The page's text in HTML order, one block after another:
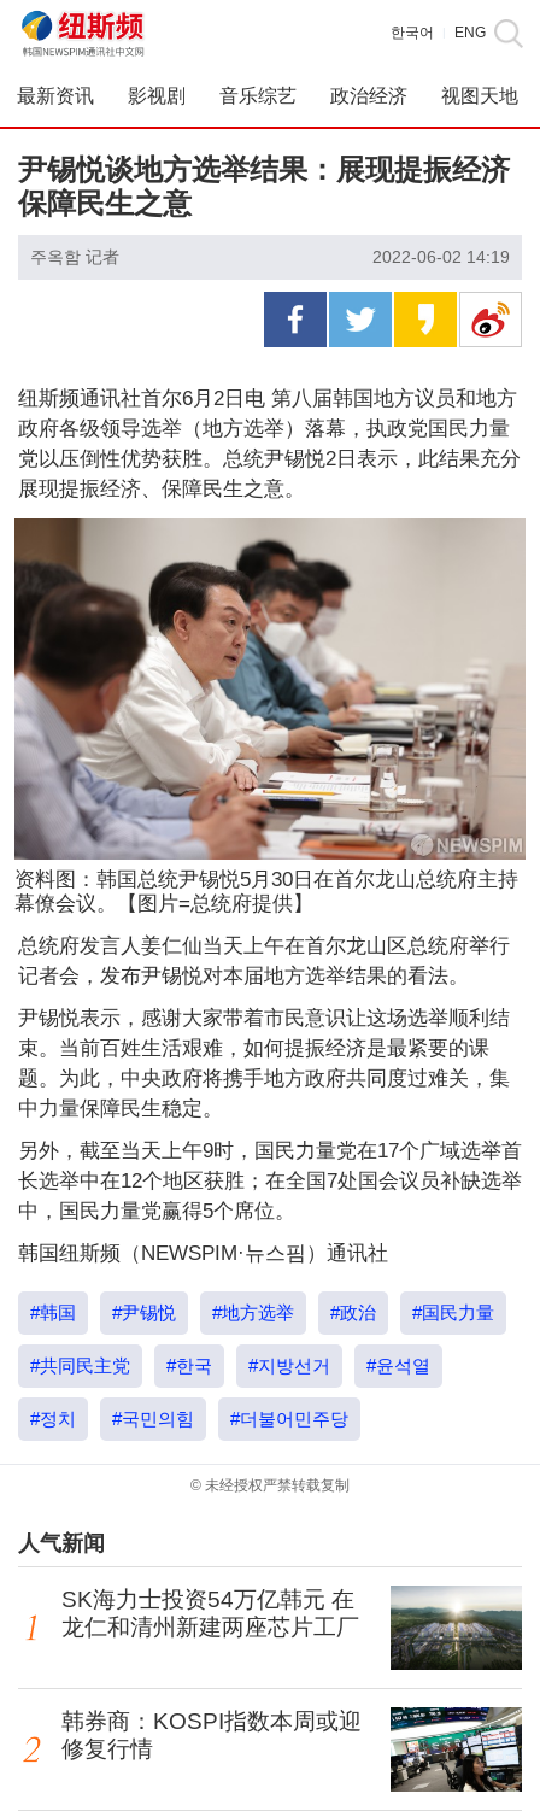
한국어 ENG
最新资讯 影视剧 音乐综艺 政治经济 视图天地
尹锡悦谈地方选举结果：展现提振经济
保障民生之意
주옥함 记者 2022-06-02 14:19
纽斯频通讯社首尔6月2日电 第八届韩国地方议员和地方
政府各级领导选举（地方选举）落幕，执政党国民力量
党以压倒性优势获胜。总统尹锡悦2日表示，此结果充分
展现提振经济、保障民生之意。
资料图：韩国总统尹锡悦5月30日在首尔龙山总统府主持
幕僚会议。【图片=总统府提供】
总统府发言人姜仁仙当天上午在首尔龙山区总统府举行
记者会，发布尹锡悦对本届地方选举结果的看法。
尹锡悦表示，感谢大家带着市民意识让这场选举顺利结
束。当前百姓生活艰难，如何提振经济是最紧要的课
题。为此，中央政府将携手地方政府共同度过难关，集
中力量保障民生稳定。
另外，截至当天上午9时，国民力量党在17个广域选举首
长选举中在12个地区获胜；在全国7处国会议员补缺选举
中，国民力量党赢得5个席位。
韩国纽斯频（NEWSPIM·뉴스핌）通讯社
#韩国 #尹锡悦 #地方选举 #政治 #国民力量
#共同民主党 #한국 #지방선거 #윤석열
#정치 #국민의힘 #더불어민주당
© 未经授权严禁转载复制
人气新闻
SK海力士投资54万亿韩元 在
龙仁和清州新建两座芯片工厂
韩券商：KOSPI指数本周或迎
修复行情